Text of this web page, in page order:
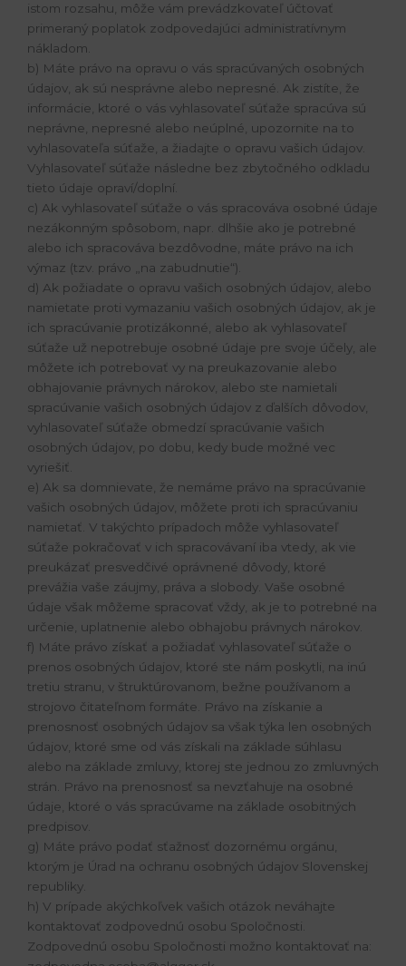
istom rozsahu, môže vám prevádzkovateľ účtovať
primeraný poplatok zodpovedajúci administratívnym
nákladom.
b) Máte právo na opravu o vás spracúvaných osobných
údajov, ak sú nesprávne alebo nepresné. Ak zistíte, že
informácie, ktoré o vás vyhlasovateľ súťaže spracúva sú
neprávne, nepresné alebo neúplné, upozornite na to
vyhlasovateľa súťaže, a žiadajte o opravu vašich údajov.
Vyhlasovateľ súťaže následne bez zbytočného odkladu
tieto údaje opraví/doplní.
c) Ak vyhlasovateľ súťaže o vás spracováva osobné údaje
nezákonným spôsobom, napr. dlhšie ako je potrebné
alebo ich spracováva bezdôvodne, máte právo na ich
výmaz (tzv. právo „na zabudnutie“).
d) Ak požiadate o opravu vašich osobných údajov, alebo
namietate proti vymazaniu vašich osobných údajov, ak je
ich spracúvanie protizákonné, alebo ak vyhlasovateľ
súťaže už nepotrebuje osobné údaje pre svoje účely, ale
môžete ich potrebovať vy na preukazovanie alebo
obhajovanie právnych nárokov, alebo ste namietali
spracúvanie vašich osobných údajov z ďalších dôvodov,
vyhlasovateľ súťaže obmedzí spracúvanie vašich
osobných údajov, po dobu, kedy bude možné vec
vyriešiť.
e) Ak sa domnievate, že nemáme právo na spracúvanie
vašich osobných údajov, môžete proti ich spracúvaniu
namietať. V takýchto prípadoch môže vyhlasovateľ
súťaže pokračovať v ich spracovávaní iba vtedy, ak vie
preukázať presvedčivé oprávnené dôvody, ktoré
prevážia vaše záujmy, práva a slobody. Vaše osobné
údaje však môžeme spracovať vždy, ak je to potrebné na
určenie, uplatnenie alebo obhajobu právnych nárokov.
f) Máte právo získať a požiadať vyhlasovateľ súťaže o
prenos osobných údajov, ktoré ste nám poskytli, na inú
tretiu stranu, v štruktúrovanom, bežne používanom a
strojovo čitateľnom formáte. Právo na získanie a
prenosnosť osobných údajov sa však týka len osobných
údajov, ktoré sme od vás získali na základe súhlasu
alebo na základe zmluvy, ktorej ste jednou zo zmluvných
strán. Právo na prenosnosť sa nevzťahuje na osobné
údaje, ktoré o vás spracúvame na základe osobitných
predpisov.
g) Máte právo podať sťažnosť dozornému orgánu,
ktorým je Úrad na ochranu osobných údajov Slovenskej
republiky.
h) V prípade akýchkoľvek vašich otázok neváhajte
kontaktovať zodpovednú osobu Spoločnosti.
Zodpovednú osobu Spoločnosti možno kontaktovať na: